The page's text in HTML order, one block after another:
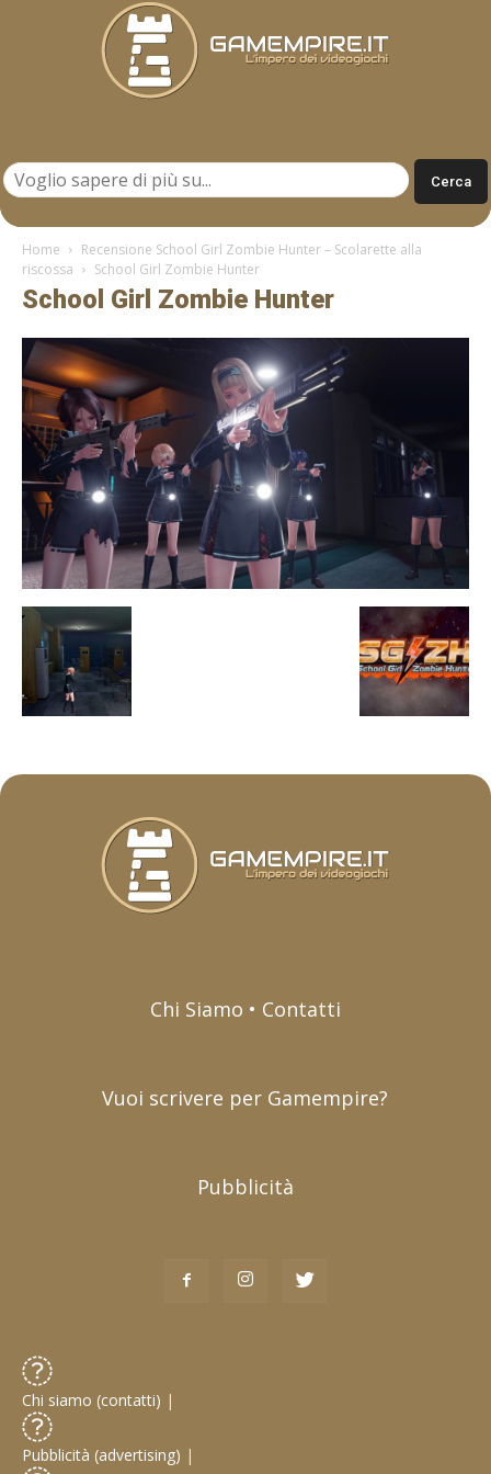
Home
Recensione School Girl Zombie Hunter – Scolarette alla
riscossa
School Girl Zombie Hunter
School Girl Zombie Hunter
Chi Siamo • Contatti
Vuoi scrivere per Gamempire?
Pubblicità
Chi siamo (contatti) |
Pubblicità (advertising) |